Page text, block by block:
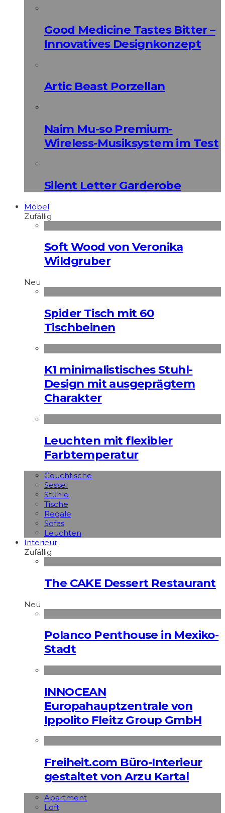
Good Medicine Tastes Bitter –
Innovatives Designkonzept
Artic Beast Porzellan
Naim Mu-so Premium-
Wireless-Musiksystem im Test
Silent Letter Garderobe
Möbel
Zufällig
Soft Wood von Veronika
Wildgruber
Neu
Spider Tisch mit 60
Tischbeinen
K1 minimalistisches Stuhl-
Design mit ausgeprägtem
Charakter
Leuchten mit flexibler
Farbtemperatur
Couchtische
Sessel
Stühle
Tische
Regale
Sofas
Leuchten
Interieur
Zufällig
The CAKE Dessert Restaurant
Neu
Polanco Penthouse in Mexiko-
Stadt
INNOCEAN
Europahauptzentrale von
Ippolito Fleitz Group GmbH
Freiheit.com Büro-Interieur
gestaltet von Arzu Kartal
Apart­ment
Loft